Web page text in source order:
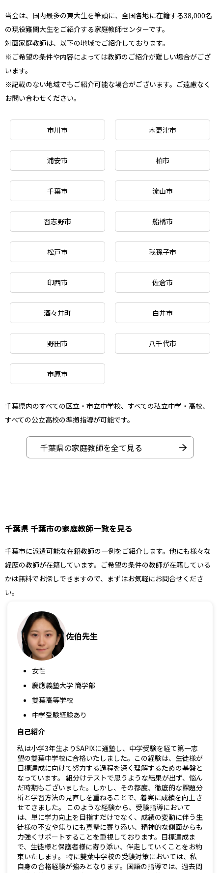
当会は、国内最多の東大生を筆頭に、全国各地に在籍する38,000名
の現役難関大生をご紹介する家庭教師センターです。
対面家庭教師は、以下の地域でご紹介しております。
※ご希望の条件や内容によっては教師のご紹介が難しい場合がござ
います。
※記載のない地域でもご紹介可能な場合がございます。ご遠慮なく
お問い合わせください。
市川市 木更津市
浦安市 柏市
千葉市 流山市
習志野市 船橋市
松戸市 我孫子市
印西市 佐倉市
酒々井町 白井市
野田市 八千代市
市原市
千葉県内のすべての区立・市立中学校、すべての私立中学・高校、
すべての公立高校の準拠指導が可能です。
千葉県の家庭教師を全て見る
千葉県 千葉市の家庭教師一覧を見る
千葉市に派遣可能な在籍教師の一例をご紹介します。他にも様々な
経歴の教師が在籍しています。ご希望の条件の教師が在籍している
かは無料でお探しできますので、まずはお気軽にお問合せくださ
い。
佐伯先生
女性
慶應義塾大学 商学部
雙葉高等学校
中学受験経験あり
自己紹介
私は小学3年生よりSAPIXに通塾し、中学受験を経て第一志
望の雙葉中学校に合格いたしました。この経験は、生徒様が
目標達成に向けて努力する過程を深く理解するための基盤と
なっています。 組分けテストで思うような結果が出ず、悩ん
だ時期もございました。しかし、その都度、徹底的な課題分
析と学習方法の見直しを重ねることで、着実に成績を向上さ
せてきました。 このような経験から、受験指導において
は、単に学力向上を目指すだけでなく、成績の変動に伴う生
徒様の不安や焦りにも真摯に寄り添い、精神的な側面からも
力強くサポートすることを重視しております。目標達成ま
で、生徒様と保護者様に寄り添い、伴走していくことをお約
束いたします。 特に雙葉中学校の受験対策においては、私
自身の合格経験が強みとなります。国語の指導では、過去問